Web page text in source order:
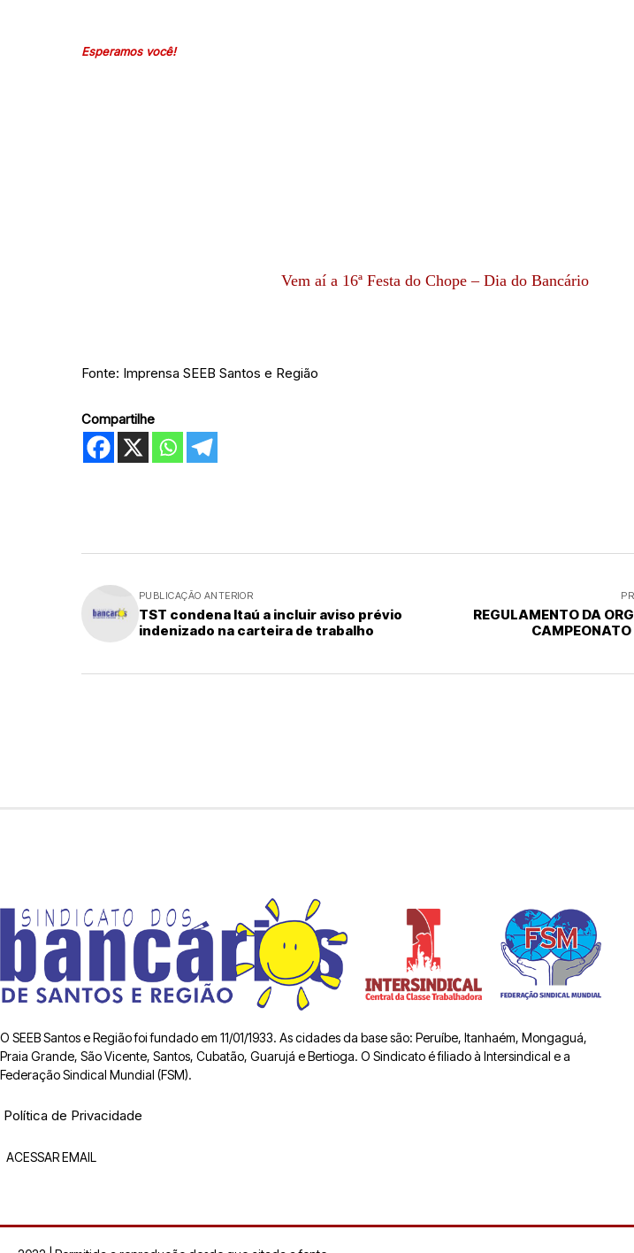
Esperamos você!
Vem aí a 16ª Festa do Chope – Dia do Bancário
Fonte: Imprensa SEEB Santos e Região
Compartilhe
PUBLICAÇÃO ANTERIOR
TST condena Itaú a incluir aviso prévio
indenizado na carteira de trabalho
REGULAMENTO DA
O SEEB Santos e Região foi fundado em 11/01/1933. As cidades da base são: Peruíbe, Itanhaém, Mongaguá,
Praia Grande, São Vicente, Santos, Cubatão, Guarujá e Bertioga. O Sindicato é filiado à Intersindical e a
Federação Sindical Mundial (FSM).
Política de Privacidade
ACESSAR EMAIL